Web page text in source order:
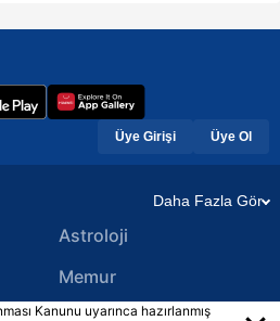
Üye Girişi Üye Ol
Daha Fazla Gör
Astroloji
Memur
Kanunu uyarınca hazırlanmış